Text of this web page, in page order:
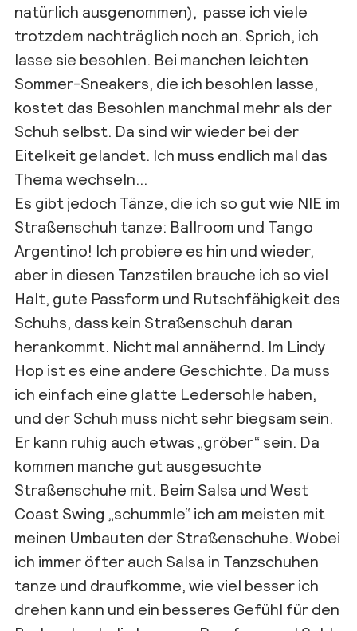
natürlich ausgenommen), passe ich viele
trotzdem nachträglich noch an. Sprich, ich
lasse sie besohlen. Bei manchen leichten
Sommer-Sneakers, die ich besohlen lasse,
kostet das Besohlen manchmal mehr als der
Schuh selbst. Da sind wir wieder bei der
Eitelkeit gelandet. Ich muss endlich mal das
Thema wechseln…
Es gibt jedoch Tänze, die ich so gut wie NIE im
Straßenschuh tanze: Ballroom und Tango
Argentino! Ich probiere es hin und wieder,
aber in diesen Tanzstilen brauche ich so viel
Halt, gute Passform und Rutschfähigkeit des
Schuhs, dass kein Straßenschuh daran
herankommt. Nicht mal annähernd. Im Lindy
Hop ist es eine andere Geschichte. Da muss
ich einfach eine glatte Ledersohle haben,
und der Schuh muss nicht sehr biegsam sein.
Er kann ruhig auch etwas „gröber“ sein. Da
kommen manche gut ausgesuchte
Straßenschuhe mit. Beim Salsa und West
Coast Swing „schummle“ ich am meisten mit
meinen Umbauten der Straßenschuhe. Wobei
ich immer öfter auch Salsa in Tanzschuhen
tanze und draufkomme, wie viel besser ich
drehen kann und ein besseres Gefühl für den